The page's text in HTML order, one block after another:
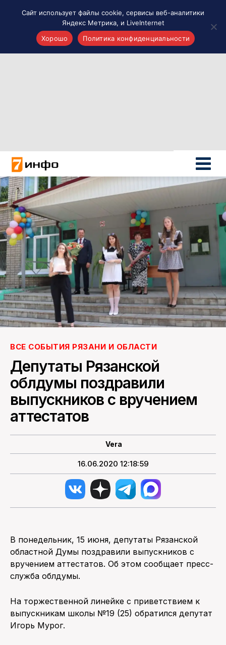
Новости России
Политика
Новости мира
Все материалы 7инфо
О НАС
ПОИСК ПО САЙТУ
ВСЕ СОБЫТИЯ РЯЗАНИ И ОБЛАСТИ
Депутаты Рязанской
облдумы поздравили
выпускников с вручением
аттестатов
Vera
16.06.2020 12:18:59
В понедельник, 15 июня, депутаты Рязанской
областной Думы поздравили выпускников с
вручением аттестатов. Об этом сообщает пресс-
служба облдумы.
На торжественной линейке с приветствием к
выпускникам школы №19 (25) обратился депутат
Игорь Мурог.
Сайт использует файлы cookie, сервисы веб-аналитики
Яндекс Метрика, и LiveInternet
Хорошо
Политика конфиденциальности